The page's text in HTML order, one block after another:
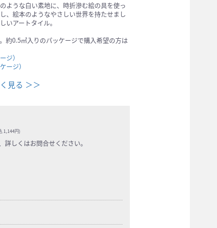
ような白い素地に、時折滲む絵の具を使っ
、絵本のようなやさしい世界を持たせまし
いアートタイル。
約0.5㎡入りのパッケージで購入希望の方は
ジ）
ージ）
「絵本」についてもっと詳しく見る ＞＞
1,144円)
詳しくはお問合せください。